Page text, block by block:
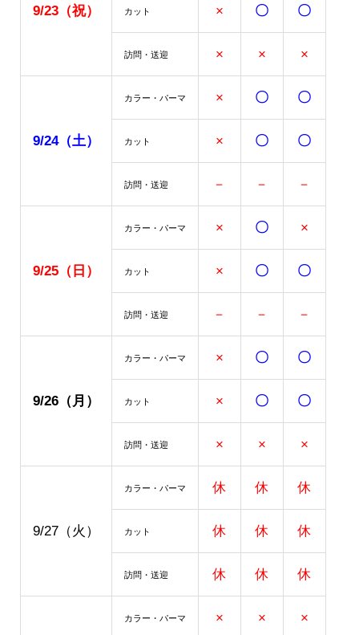
9/23（祝） カット × 〇 〇
訪問・送迎 × × ×
9/24（土）
カラー・パーマ × 〇 〇
カット × 〇 〇
訪問・送迎 － － －
9/25（日）
カラー・パーマ × 〇 ×
カット × 〇 〇
訪問・送迎 － － －
9/26（月）
カラー・パーマ × 〇 〇
カット × 〇 〇
訪問・送迎 × × ×
9/27（火）
カラー・パーマ 休 休 休
カット 休 休 休
訪問・送迎 休 休 休
カラー・パーマ × × ×